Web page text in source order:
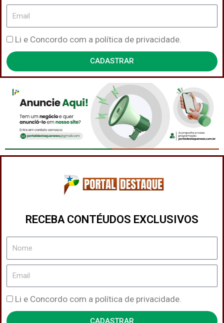
Email
Política
de
Privacidade
Li e Concordo com a política de privacidade.
CADASTRAR
RECEBA CONTÉUDOS EXCLUSIVOS
Nome
Email
Política
de
Li e Concordo com a política de privacidade.
CADASTRAR